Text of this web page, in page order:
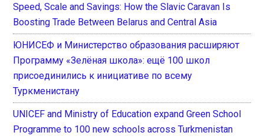
Speed, Scale and Savings: How the Slavic Caravan Is
Boosting Trade Between Belarus and Central Asia
ЮНИСЕФ и Министерство образования расширяют
Программу «Зелёная школа»: ещё 100 школ
присоединились к инициативе по всему
Туркменистану
UNICEF and Ministry of Education expand Green School
Programme to 100 new schools across Turkmenistan